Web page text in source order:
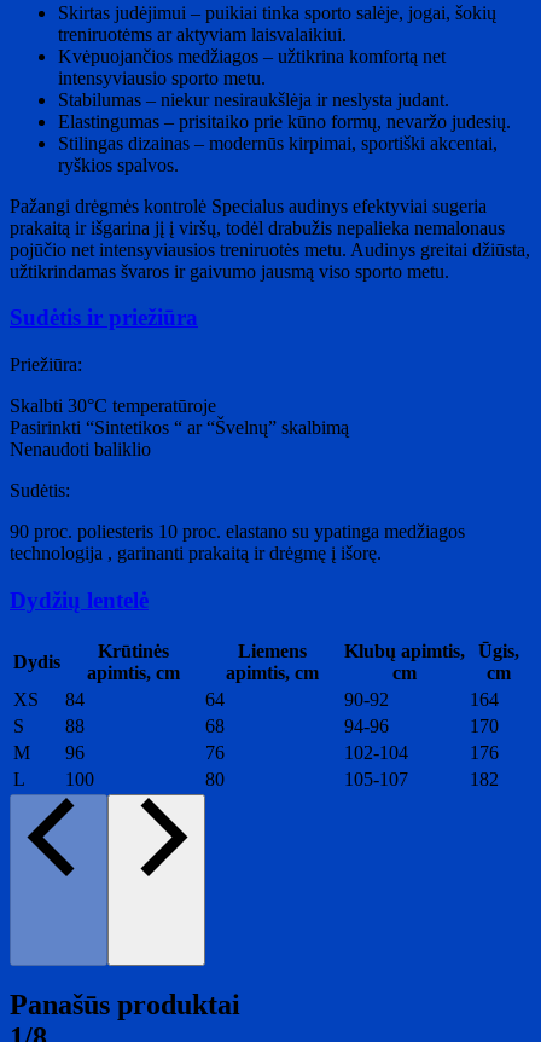
Skirtas judėjimui – puikiai tinka sporto salėje, jogai, šokių
treniruotėms ar aktyviam laisvalaikiui.
Kvėpuojančios medžiagos – užtikrina komfortą net
intensyviausio sporto metu.
Stabilumas – niekur nesiraukšlėja ir neslysta judant.
Elastingumas – prisitaiko prie kūno formų, nevaržo judesių.
Stilingas dizainas – modernūs kirpimai, sportiški akcentai,
ryškios spalvos.
Pažangi drėgmės kontrolė Specialus audinys efektyviai sugeria
prakaitą ir išgarina jį į viršų, todėl drabužis nepalieka nemalonaus
pojūčio net intensyviausios treniruotės metu. Audinys greitai džiūsta,
užtikrindamas švaros ir gaivumo jausmą viso sporto metu.
Sudėtis ir priežiūra
Priežiūra:
Skalbti 30°C temperatūroje
Pasirinkti “Sintetikos “ ar “Švelnų” skalbimą
Nenaudoti baliklio
Sudėtis:
90 proc. poliesteris 10 proc. elastano su ypatinga medžiagos
technologija , garinanti prakaitą ir drėgmę į išorę.
Dydžių lentelė
Dydis
Krūtinės
apimtis, cm
Liemens
apimtis, cm
Klubų apimtis,
cm
Ūgis,
cm
XS
84 64 90-92
164
S
88 68 94-96
170
M
96 76 102-104
176
L
100 80 105-107 182
Panašūs produktai